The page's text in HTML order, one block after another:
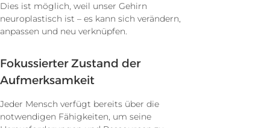
Dies ist möglich, weil unser Gehirn
neuroplastisch ist – es kann sich verändern,
anpassen und neu verknüpfen.
Fokussierter Zustand der
Aufmerksamkeit
Jeder Mensch verfügt bereits über die
notwendigen Fähigkeiten, um seine